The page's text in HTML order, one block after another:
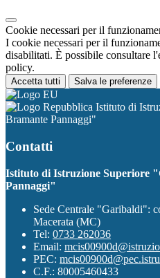
Cookie necessari per il
I cookie necessari per il
disabilitati. È possibile consultare
policy.
Accetta tutti Salva le preferenze
Istituto di
Bramante Pannaggi"
Contatti
Istituto di Istruzione Superiore
Pannaggi"
Sede Centrale "Garibaldi":
Macerata (MC)
Tel: 0733 262036
Email:
PEC:
C.F.: 80005460433